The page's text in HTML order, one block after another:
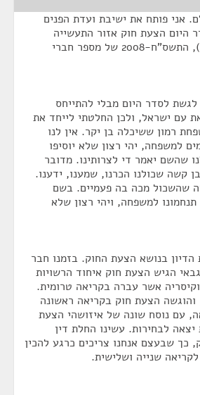
אני פותח את ישיבת ועדת הפנים
היום הצעת חוק אזור התעשייה
קיסריה (שיפוט וניהול), התשס"ח-2008 של מספר חברי
לסדר היום מבלי להתייחס
עם ישראל, ולכן החלטתי לייחד את
רמון ששיכלה בן יקר. אין לנו
למשפחה, יהי רצון שלא יוסיפו
שהשם יאמר די לצרותינו. מדובר
קשה שכולנו הכרנו, שמענו, ידענו.
שהשכול מכה בה פעמיים. בשם
למשפחה, ויהי רצון שלא
הדיון בנושא הצעת החוק. בזמנו חבר
הגיש הצעת חוק איחוד הרשויות
אשר עברה בקריאה טרומית.
הצעת חוק בקריאה ראשונה
עם נוסח שונה של איזושהי הצעת
לבחירות. עשינו החלת דין
כך שבעצם אנחנו צריכים כרגע להכין
שנייה ושלישית.